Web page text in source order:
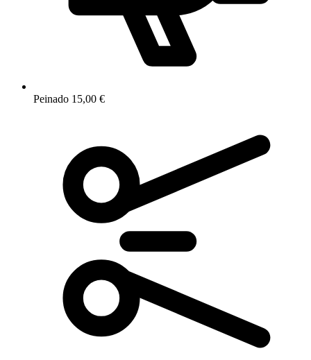
Peinado 15,00 €